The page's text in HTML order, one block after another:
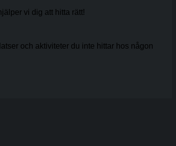
vi dig att hitta rätt!
och aktiviteter du inte hittar hos någon